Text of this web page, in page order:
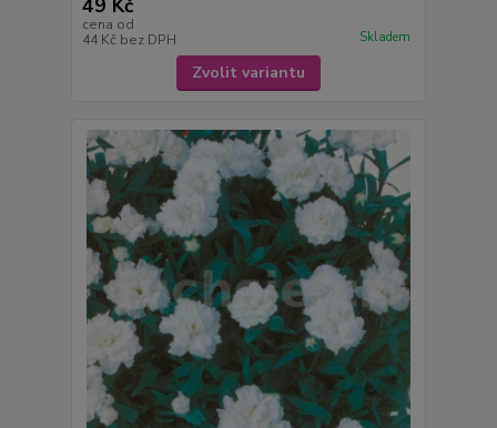
49 Kč
cena od
44 Kč bez DPH Skladem
Zvolit variantu